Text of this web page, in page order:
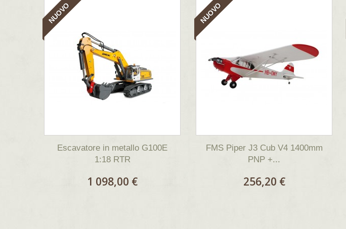
NUOVO
Escavatore in metallo G100E
1:18 RTR
1 098,00 €
NUOVO
FMS Piper J3 Cub V4 1400mm
PNP +...
256,20 €